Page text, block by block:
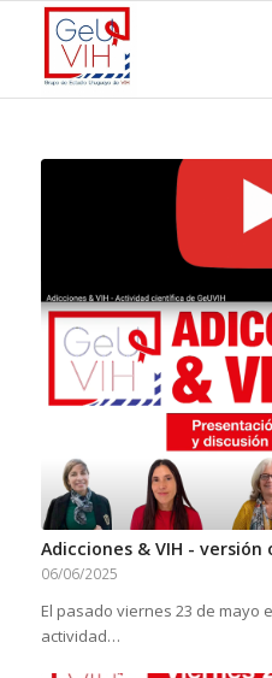
Adicciones & VIH -
06/06/2025
El pasado viernes 23 de mayo
actividad…